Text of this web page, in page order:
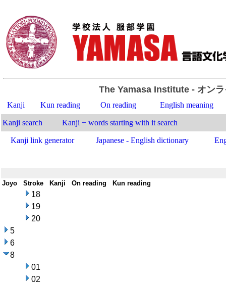
The Yamasa Institute- オンラ
Kanji Kun reading On reading English meaning
Kanji search Kanji + words starting with it search
Kanji link generator Japanese - English dictionary
Joyo Stroke Kanji On reading Kun reading
18
19
20
5
6
8
01
02